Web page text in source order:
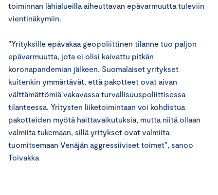
toiminnan lähialueilla aiheuttavan epävarmuutta tuleviin
vientinäkymiin.
”Yrityksille epävakaa geopoliittinen tilanne tuo paljon
epävarmuutta, jota ei olisi kaivattu pitkän
koronapandemian jälkeen. Suomalaiset yritykset
kuitenkin ymmärtävät, että pakotteet ovat aivan
välttämättömiä vakavassa turvallisuuspoliittisessa
tilanteessa. Yritysten liiketoimintaan voi kohdistua
pakotteiden myötä haittavaikutuksia, mutta niitä ollaan
valmiita tukemaan, sillä yritykset ovat valmiita
tuomitsemaan Venäjän aggressiiviset toimet”, sanoo
Toivakka